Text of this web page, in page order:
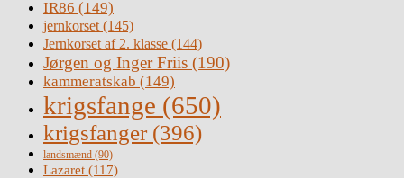
IR86 (149)
jernkorset (145)
Jernkorset af 2. klasse (144)
Jørgen og Inger Friis (190)
kammeratskab (149)
krigsfange (650)
krigsfanger (396)
landsmænd (90)
Lazaret (117)